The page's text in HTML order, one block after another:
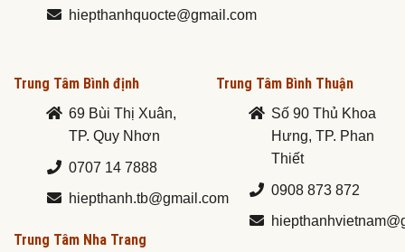
hiepthanhquocte@gmail.com
Trung Tâm Bình định
69 Bùi Thị Xuân,
TP. Quy Nhơn
0707 14 7888
hiepthanh.tb@gmail.com
Trung Tâm Nha Trang
Trung Tâm Bình Thuận
Số 90 Thủ Khoa
Hưng, TP. Phan
Thiết
0908 873 872